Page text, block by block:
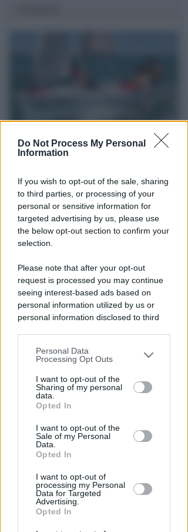
Do Not Process My Personal
Information
If you wish to opt-out of the sale, sharing
to third parties, or processing of your
personal or sensitive information for
targeted advertising by us, please use
the below opt-out section to confirm your
selection.
Please note that after your opt-out
request is processed you may continue
seeing interest-based ads based on
personal information utilized by us or
personal information disclosed to third
You may separately opt-out of the further
disclosure of your personal information
by third parties on the IAB’s list of
downstream participants.
by us to third parties on the IAB’s List of
Downstream Participants that may
further disclose it to other third parties.
Personal Data
Processing Opt Outs
I want to opt-out of the
Sharing of my personal
data.
Opted In
I want to opt-out of the
Sale of my Personal
Data.
Opted In
I want to opt-out of
processing my Personal
Data for Targeted
Advertising.
Opted In
ISCRIZIONI SINO A FINE AGOSTO
Numeri in forte crescita per la
Rimini
diIcaro Sport
Controlli nelle colonie
invasione arbitraria
Redazione